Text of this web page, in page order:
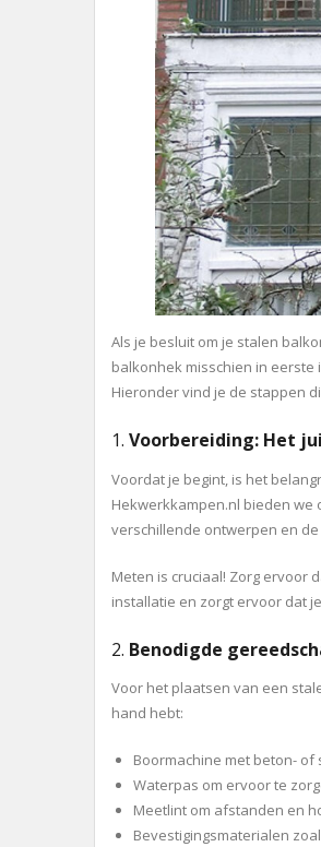
Als je besluit om je stalen
balkonhek misschien in eerste
Hieronder vind je de stappen
1. Voorbereiding: Het
Voordat je begint, is het
Hekwerkkampen.nl bieden we
verschillende ontwerpen en
Meten is cruciaal! Zorg ervoor
installatie en zorgt ervoor dat
2. Benodigde
Voor het plaatsen van een
hand hebt:
Boormachine met beton-
Waterpas om ervoor te
Meetlint om afstanden en
Bevestigingsmaterialen